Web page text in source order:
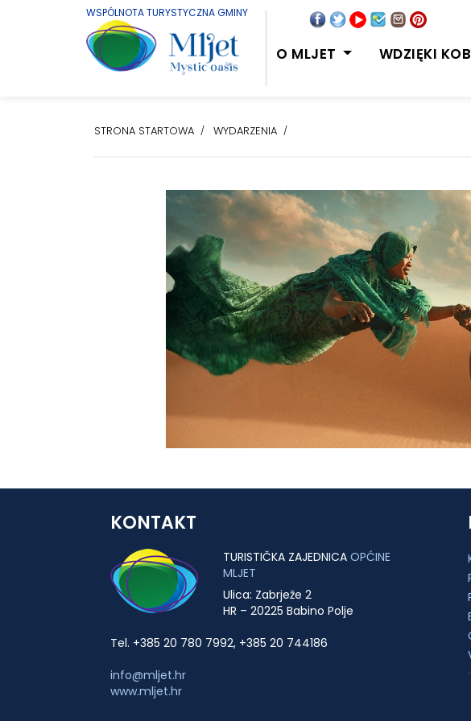
WSPÓLNOTA TURYSTYCZNA GMINY
O MLJET WDZIĘKI
STRONA STARTOWA WYDARZENIA
KONTAKT
TURISTIČKA ZAJEDNICA OPĆINE
MLJET
Ulica: Zabrježe 2
HR – 20225 Babino Polje
Tel. +385 20 780 7992, +385 20 744186
info@mljet.hr
www.mljet.hr